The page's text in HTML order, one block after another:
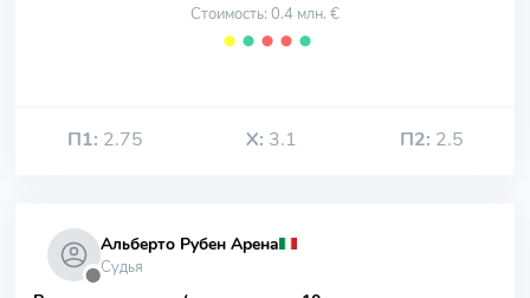
Стоимость: 0.4 млн. €
⬤ ⬤ ⬤ ⬤ ⬤
П1: 2.75 Х: 3.1 П2: 2.5
⬤
Альберто Рубен Арена
Судья